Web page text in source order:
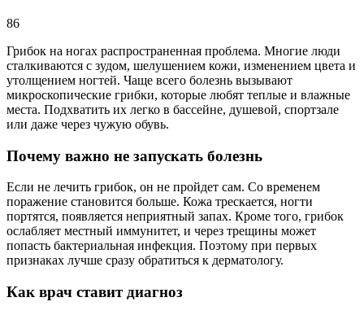
86
Грибок на ногах распространенная проблема. Многие люди
сталкиваются с зудом, шелушением кожи, изменением цвета и
утолщением ногтей. Чаще всего болезнь вызывают
микроскопические грибки, которые любят теплые и влажные
места. Подхватить их легко в бассейне, душевой, спортзале
или даже через чужую обувь.
Почему важно не запускать болезнь
Если не лечить грибок, он не пройдет сам. Со временем
поражение становится больше. Кожа трескается, ногти
портятся, появляется неприятный запах. Кроме того, грибок
ослабляет местный иммунитет, и через трещины может
попасть бактериальная инфекция. Поэтому при первых
признаках лучше сразу обратиться к дерматологу.
Как врач ставит диагноз